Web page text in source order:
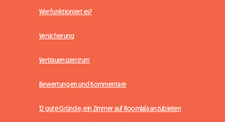
Wie funktioniert es?
Versicherung
Vertrauenszentrum
Bewertungen und Kommentare
12 gute Gründe, ein Zimmer auf Roomlala anzubieten